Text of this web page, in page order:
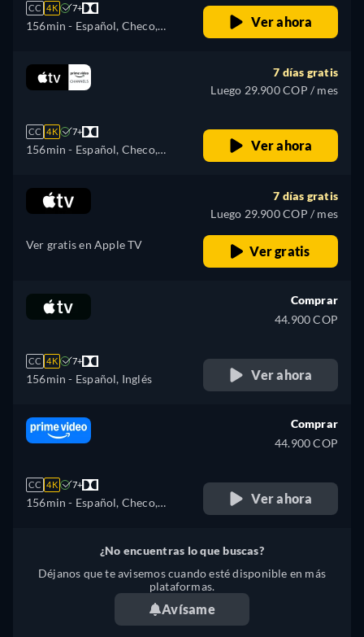
CC 4K 7+
156min - Español, Checo,
Húngaro, Italiano, Japonés,
Portugués, Ruso, Eslovaquia,
Ver ahora
CC 4K 7+
156min - Español, Checo,
Húngaro, Italiano, Japonés,
Portugués, Ruso, Eslovaquia,
7 días gratis
Luego 29.900 COP / mes
Ver ahora
Ver gratis en Apple TV
7 días gratis
Luego 29.900 COP / mes
Ver gratis
CC 4K 7+
156min - Español, Inglés
Comprar
44.900 COP
Ver ahora
CC 4K 7+
156min - Español, Checo,
Portugués, Ruso, Eslovaquia,
Turco, Ucraniano
Comprar
44.900 COP
Ver ahora
¿No encuentras lo que buscas?
Déjanos que te avisemos cuando esté disponible en más
plataformas.
Avísame